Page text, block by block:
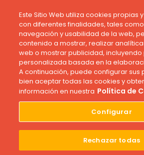
Inspiración
Oído Cocina: 5
Para Escuchar
Cocinas
Este Sitio Web utiliza cookies propias
con diferentes finalidades, tales
navegación y usabilidad de la web,
contenido a mostrar, realizar
web o mostrar publicidad,
personalizada basada en la
A continuación, puede configurar sus
bien aceptar todas las cookies y
información en nuestra Política de
Configurar
Rechazar todas